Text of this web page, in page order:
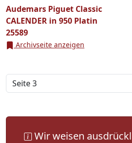
Audemars Piguet Classic
CALENDER in 950 Platin
25589
Archivseite anzeigen
Wir weisen